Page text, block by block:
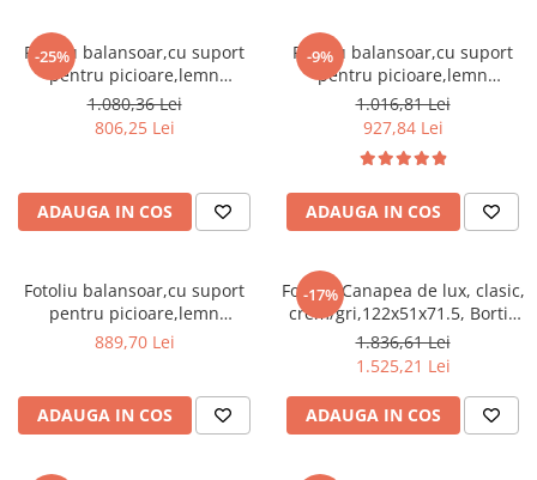
Paturi metalice
Paturi tapitate
Suporturi saltea/Somiere/Gratii
pentru pat
Banci pentru asteptare
Colectia casmir -seturi
Pantofare Hol
Set mobilier Hol modern cu
-25%
Fotoliu balansoar,cu suport
pentru picioare,lemn
mesteacan maro, stofa/textil
maro ,cu perna,Bortis
1.080,36 Lei
806,25 Lei
ADAUGA IN COS
-9%
Fotoliu balansoar,cu suport
pentru picioare,lemn
mesteacan, stofa/textil gri ,cu
perna,Bortis
1.016,81 Lei
927,84 Lei
ADAUGA IN COS
Fotoliu balansoar,cu suport
pentru picioare,lemn
mesteacan, stofa/textil maro
889,70 Lei
ADAUGA IN COS
-17%
Fotoliu/Canapea de lux, clasic,
crem/gri,122x51x71.5, Bortis
Impex
1.836,61 Lei
1.525,21 Lei
ADAUGA IN COS